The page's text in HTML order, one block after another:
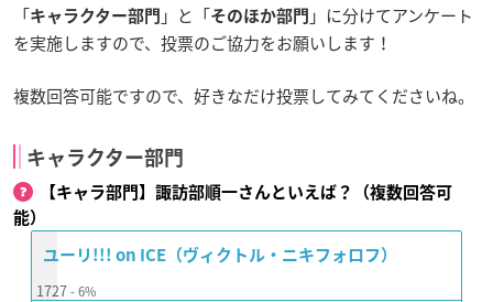
「キャラクター部門 」と「そのほか部門 」に分けてアンケート
を実施しますので、投票のご協力をお願いします！
複数回答可能ですので、好きなだけ投票してみてくださいね。
キャラクター部門
【キャラ部門】諏訪部順一さんといえば？（複数回答可
能）
ユーリ!!! on ICE（ヴィクトル・ニキフォロフ）
1727 6%